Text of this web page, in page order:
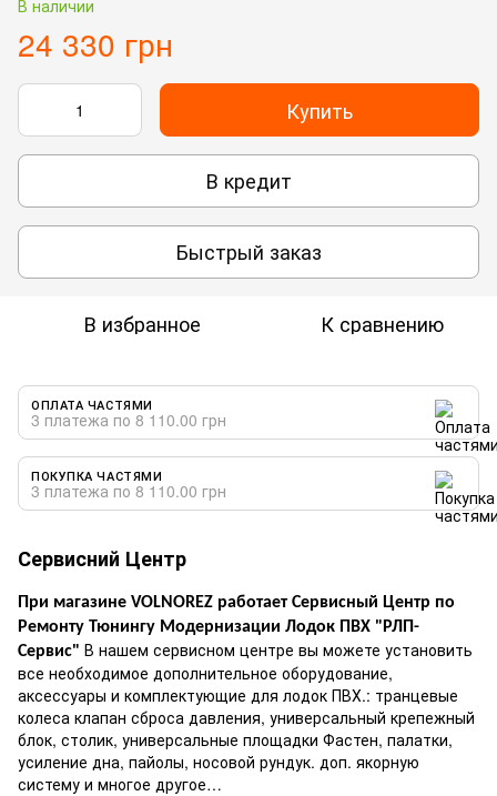
В наличии
24 330 грн
Купить
В кредит
Быстрый заказ
В избранное К сравнению
ОПЛАТА ЧАСТЯМИ
3 платежа по 8 110.00 грн
ПОКУПКА ЧАСТЯМИ
3 платежа по 8 110.00 грн
Сервисний Центр
При магазине VOLNOREZ работает Сервисный Центр по
Ремонту Тюнингу Модернизации Лодок ПВХ "РЛП-
Сервис" В нашем сервисном центре вы можете установить
все необходимое дополнительное оборудование,
аксессуары и комплектующие для лодок ПВХ.: транцевые
колеса клапан сброса давления, универсальный крепежный
блок, столик, универсальные площадки Фастен, палатки,
усиление дна, пайолы, носовой рундук. доп. якорную
систему и многое другое…